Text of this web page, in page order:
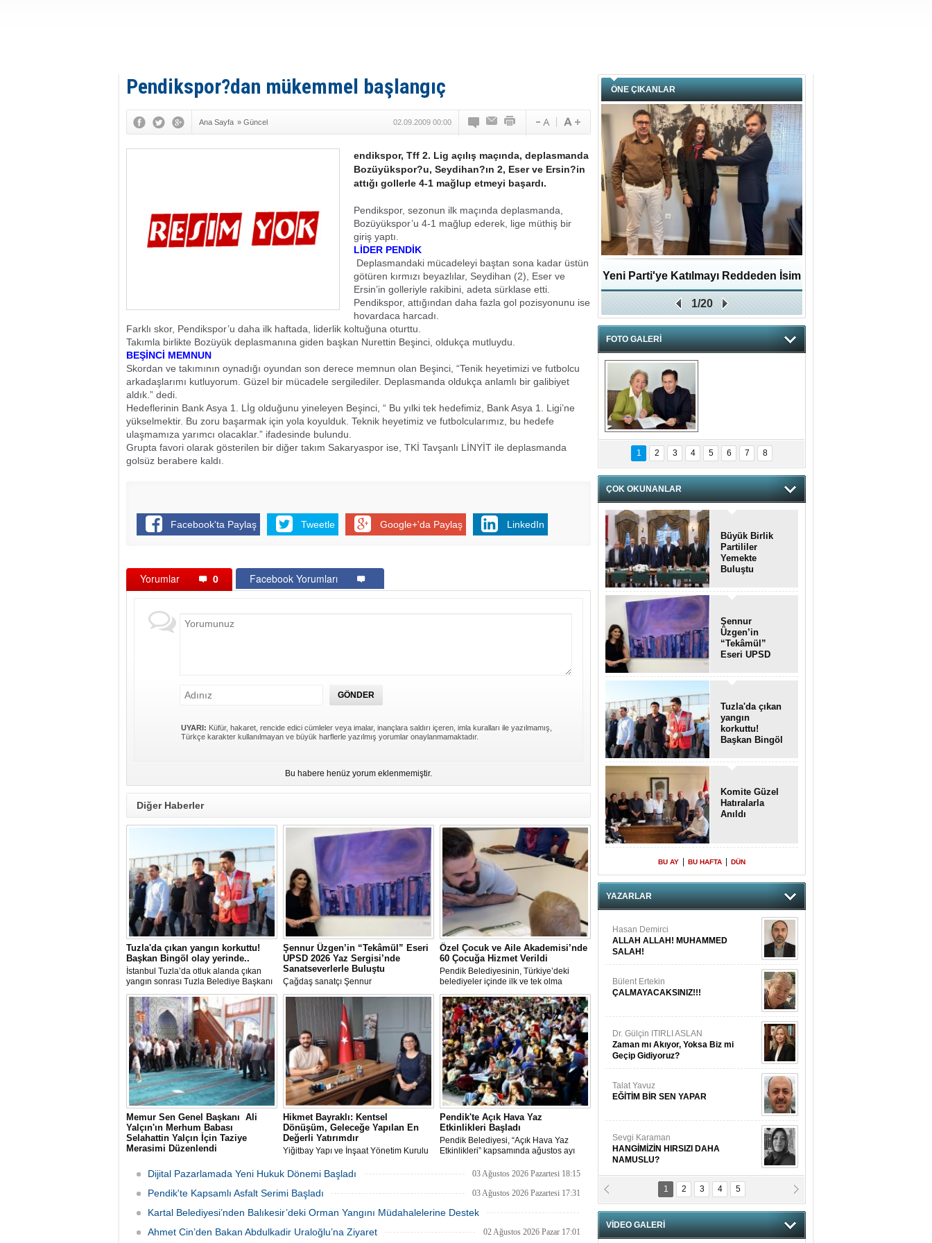
Pendikspor?dan mükemmel başlangıç
Ana Sayfa » Güncel 02.09.2009 00:00
endikspor, Tff 2. Lig açılış maçında, deplasmanda
Bozüyükspor?u, Seydihan?ın 2, Eser ve Ersin?in
attığı gollerle 4-1 mağlup etmeyi başardı.
Pendikspor, sezonun ilk maçında deplasmanda,
Bozüyükspor’u 4-1 mağlup ederek, lige müthiş bir
giriş yaptı.
LİDER PENDİK
Deplasmandaki mücadeleyi baştan sona kadar üstün
götüren kırmızı beyazlılar, Seydihan (2), Eser ve
Ersin’in golleriyle rakibini, adeta sürklase etti.
Pendikspor, attığından daha fazla gol pozisyonunu ise
hovardaca harcadı.
Farklı skor, Pendikspor’u daha ilk haftada, liderlik koltuğuna oturttu.
Takımla birlikte Bozüyük deplasmanına giden başkan Nurettin Beşinci, oldukça mutluydu.
BEŞİNCİ MEMNUN
Skordan ve takımının oynadığı oyundan son derece memnun olan Beşinci, “Tenik heyetimizi ve futbolcu
arkadaşlarımı kutluyorum. Güzel bir mücadele sergilediler. Deplasmanda oldukça anlamlı bir galibiyet
aldık.” dedi.
Hedeflerinin Bank Asya 1. Lİg olduğunu yineleyen Beşinci, “ Bu yılki tek hedefimiz, Bank Asya 1. Ligi’ne
yükselmektir. Bu zoru başarmak için yola koyulduk. Teknik heyetimiz ve futbolcularımız, bu hedefe
ulaşmamıza yarımcı olacaklar.” ifadesinde bulundu.
Grupta favori olarak gösterilen bir diğer takım Sakaryaspor ise, TKİ Tavşanlı LİNYİT ile deplasmanda
golsüz berabere kaldı.
Facebook'ta Paylaş Tweetle Google+'da Paylaş LinkedIn
Yorumlar 0 Facebook Yorumları
UYARI: Küfür, hakaret, rencide edici cümleler veya imalar, inançlara saldırı içeren, imla kuralları ile yazılmamış,
Türkçe karakter kullanılmayan ve büyük harflerle yazılmış yorumlar onaylanmamaktadır.
Bu habere henüz yorum eklenmemiştir.
Diğer Haberler
Tuzla'da çıkan yangın korkuttu!
Başkan Bingöl olay yerinde..
İstanbul Tuzla’da otluk alanda çıkan
yangın sonrası Tuzla Belediye Başkanı
Av. Eren Ali Bingöl de bölgeye giderek
incelemelerde bulundu.
Şennur Üzgen’in “Tekâmül” Eseri
UPSD 2026 Yaz Sergisi’nde
Sanatseverlerle Buluştu
Çağdaş sanatçı Şennur
Üzgen’in Tekâmül adlı eseri,
Uluslararası Plastik Sanatlar Derneği
(UPSD) tarafından düzenlenen 2026
Yaz Sergisi’nde sanatseverlerle buluştu.
Özel Çocuk ve Aile Akademisi’nde
60 Çocuğa Hizmet Verildi
Pendik Belediyesinin, Türkiye’deki
belediyeler içinde ilk ve tek olma
özelliği taşıyan “Özel Çocuk ve Aile
Akademisi” programından ilk dönemde
60 özel çocuk yararlandı.
Memur Sen Genel Başkanı Ali
Yalçın'ın Merhum Babası
Selahattin Yalçın İçin Taziye
Merasimi Düzenlendi
rahmet-i Rahman'a kavuşan kıymetli
babası Selahattin Yalçın için, Eğitim-Bir-
Sen İstanbul Şubelerinin
günü Sultanbeyli Abdurrahmangazi
Hikmet Bayraklı: Kentsel
Dönüşüm, Geleceğe Yapılan En
Değerli Yatırımdır
Yiğitbay Yapı ve İnşaat Yönetim Kurulu
Bayraklı, emlak ve gayrimenkul
danışmanı Aslı Alan’ı çalışma ofisinde
ağırladı
Pendik'te Açık Hava Yaz
Etkinlikleri Başladı
Pendik Belediyesi, “Açık Hava Yaz
Etkinlikleri” kapsamında ağustos ayı
geceleri ve açık hava tiyatrolarıyla
etkinliklerinde buluşturuyor.
Dijital Pazarlamada Yeni Hukuk Dönemi Başladı 03 Ağustos 2026 Pazartesi 18:15
Pendik'te Kapsamlı Asfalt Serimi Başladı 03 Ağustos 2026 Pazartesi 17:31
Kartal Belediyesi’nden Balıkesir’deki Orman Yangını Müdahalelerine Destek
03 Ağustos 2026 Pazartesi 11:55
Ahmet Cin’den Bakan Abdulkadir Uraloğlu’na Ziyaret 02 Ağustos 2026 Pazar 17:01
ÖNE ÇIKANLAR
Yeni Parti'ye Katılmayı Reddeden İsim
Zafer Partisi'ne katıldı
1/20
FOTO GALERİ
hnzzzna
1 2 3 4 5 6 7 8
ÇOK OKUNANLAR
Büyük Birlik
Partililer
Yemekte
Buluştu
Şennur
Üzgen’in
“Tekâmül”
Eseri UPSD
Sergisi’nde
Tuzla'da çıkan
yangın
korkuttu!
Başkan Bingöl
Komite Güzel
Hatıralarla
Anıldı
BU AY BU HAFTA DÜN
YAZARLAR
Hasan Demirci
ALLAH ALLAH! MUHAMMED
SALAH!
Bülent Ertekin
ÇALMAYACAKSINIZ!!!
Dr. Gülçin ITIRLI ASLAN
Zaman mı Akıyor, Yoksa Biz mi
Geçip Gidiyoruz?
Talat Yavuz
EĞİTİM BİR SEN YAPAR
Sevgi Karaman
HANGİMİZİN HIRSIZI DAHA
NAMUSLU?
Prof. Dr. Cahit Kurbanoğlu
1 2 3 4 5
VİDEO GALERİ